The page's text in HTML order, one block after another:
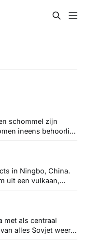
schommel zijn
ineens behoorlijk
in Ningbo, China.
uit een vulkaan,
tof.
met als centraal
alles Sovjet weer